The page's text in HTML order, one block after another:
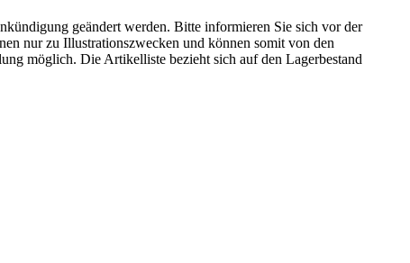
geändert werden. Bitte informieren Sie sich vor der
nur zu Illustrationszwecken und können somit von den
möglich. Die Artikelliste bezieht sich auf den Lagerbestand